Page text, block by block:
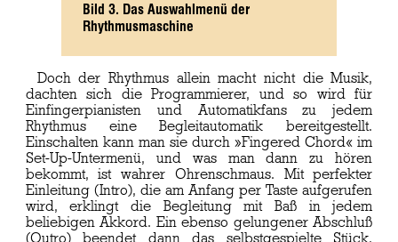
Bild 3. Das Auswahlmenü der
Rhythmusmaschine
Doch der Rhythmus allein macht nicht die Musik,
dachten sich die Programmierer, und so wird für
Einfingerpianisten und Automatikfans zu jedem
Rhythmus eine Begleitautomatik bereitgestellt.
Einschalten kann man sie durch »Fingered Chord« im
Set-Up-Untermenü, und was man dann zu hören
bekommt, ist wahrer Ohrenschmaus. Mit perfekter
Einleitung (Intro), die am Anfang per Taste aufgerufen
wird, erklingt die Begleitung mit Baß in jedem
beliebigen Akkord. Ein ebenso gelungener Abschluß